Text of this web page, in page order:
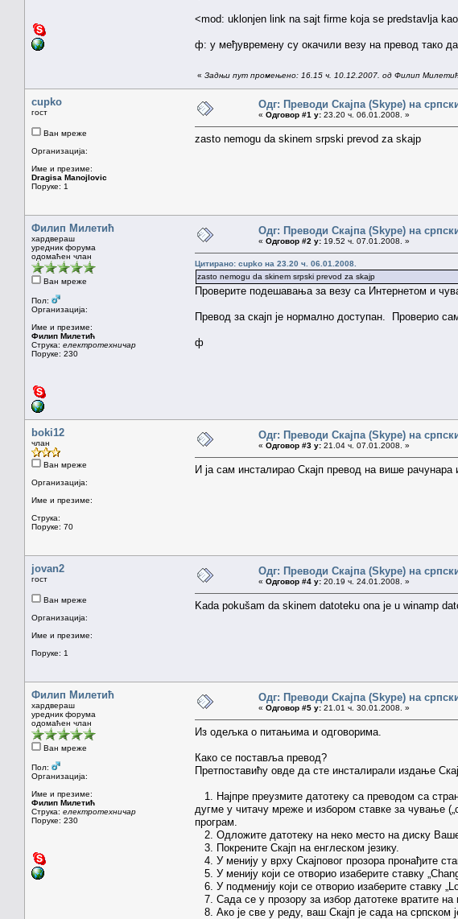
<mod: uklonjen link na sajt firme koja se predstavlja
ф: у међувремену су окачили везу на превод тако да
« Задњи пут промењено: 16.15 ч. 10.12.2007. од Филип Милетић
cupko
гост
Ван мреже
Организација:
Име и презиме:
Dragisa Manojlovic
Поруке: 1
Одг: Преводи Скајпа (Skype) на
« Одговор #1 у: 23.20 ч. 06.01.2008. »
zasto nemogu da skinem srpski prevod za skajp
Филип Милетић
хардвераш
уредник форума
одомаћен члан
Ван мреже
Пол:
Организација:
Име и презиме:
Филип Милетић
Струка: електротехничар
Поруке: 230
Одг: Преводи Скајпа (Skype) на
« Одговор #2 у: 19.52 ч. 07.01.2008. »
Цитирано: cupko на 23.20 ч. 06.01.2008.
zasto nemogu da skinem srpski prevod za skajp
Проверите подешавања за везу са Интернетом и
Превод за скајп је нормално доступан. Проверио
ф
boki12
члан
Ван мреже
Организација:
Име и презиме:
Струка:
Поруке: 70
Одг: Преводи Скајпа (Skype) на
« Одговор #3 у: 21.04 ч. 07.01.2008. »
И ја сам инсталирао Скајп превод на више рачунара
jovan2
гост
Ван мреже
Организација:
Име и презиме:
Поруке: 1
Одг: Преводи Скајпа (Skype) на
« Одговор #4 у: 20.19 ч. 24.01.2008. »
Kada pokušam da skinem datoteku ona je u winamp
Филип Милетић
хардвераш
уредник форума
одомаћен члан
Ван мреже
Пол:
Организација:
Име и презиме:
Филип Милетић
Струка: електротехничар
Поруке: 230
Одг: Преводи Скајпа (Skype) на
« Одговор #5 у: 21.01 ч. 30.01.2008. »
Из одељка о питањима и одговорима.
Како се поставља превод?
Претпоставићу овде да сте инсталирали издање
1. Најпре преузмите датотеку са преводом са
дугме у читачу мреже и избором ставке за чување
програм.
2. Одложите датотеку на неко место на диску
3. Покрените Скајп на енглеском језику.
4. У менију у врху Скајповог прозора пронађите
5. У менију који се отворио изаберите ставку
6. У подменију који се отворио изаберите ставку
7. Сада се у прозору за избор датотеке вратите на
8. Ако је све у реду, ваш Скајп је сада на српском